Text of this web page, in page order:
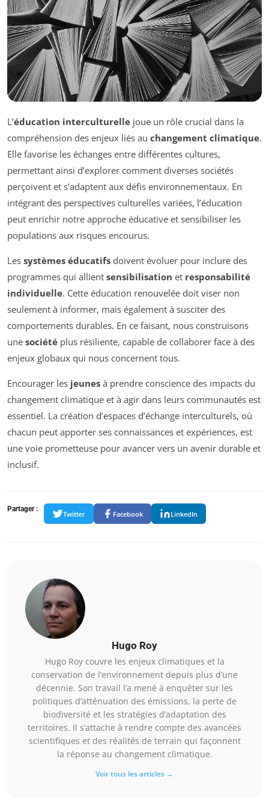
L’éducation interculturelle joue un rôle crucial dans la
compréhension des enjeux liés au changement climatique.
Elle favorise les échanges entre différentes cultures,
permettant ainsi d’explorer comment diverses sociétés
perçoivent et s’adaptent aux défis environnementaux. En
intégrant des perspectives culturelles variées, l’éducation
peut enrichir notre approche éducative et sensibiliser les
populations aux risques encourus.
Les systèmes éducatifs doivent évoluer pour inclure des
programmes qui allient sensibilisation et responsabilité
individuelle. Cette éducation renouvelée doit viser non
seulement à informer, mais également à susciter des
comportements durables. En ce faisant, nous construisons
une société plus résiliente, capable de collaborer face à des
enjeux globaux qui nous concernent tous.
Encourager les jeunes à prendre conscience des impacts du
changement climatique et à agir dans leurs communautés est
essentiel. La création d’espaces d’échange interculturels, où
chacun peut apporter ses connaissances et expériences, est
une voie prometteuse pour avancer vers un avenir durable et
inclusif.
Partager :
Twitter Facebook LinkedIn
Hugo Roy
Hugo Roy couvre les enjeux climatiques et la
conservation de l’environnement depuis plus d’une
décennie. Son travail l’a mené à enquêter sur les
politiques d’atténuation des émissions, la perte de
biodiversité et les stratégies d’adaptation des
territoires. Il s’attache à rendre compte des avancées
scientifiques et des réalités de terrain qui façonnent
la réponse au changement climatique.
Voir tous les articles →